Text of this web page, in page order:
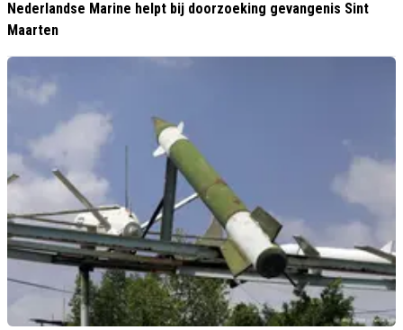
Nederlandse Marine helpt bij doorzoeking gevangenis Sint
Maarten